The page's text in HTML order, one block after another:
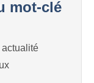
mot-clé
actualité